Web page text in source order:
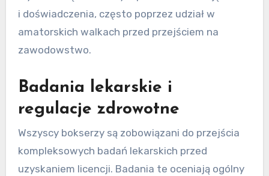
i doświadczenia, często poprzez udział w
amatorskich walkach przed przejściem na
zawodowstwo.
Badania lekarskie i
regulacje zdrowotne
Wszyscy bokserzy są zobowiązani do przejścia
kompleksowych badań lekarskich przed
uzyskaniem licencji. Badania te oceniają ogólny